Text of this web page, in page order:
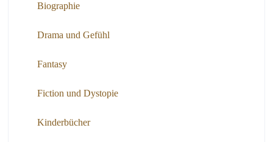
Biographie
Drama und Gefühl
Fantasy
Fiction und Dystopie
Kinderbücher